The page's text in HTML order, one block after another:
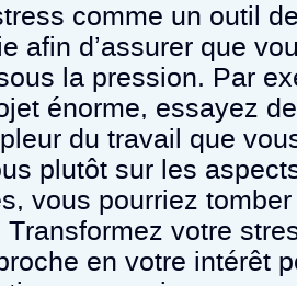
comme un outil
afin d’assurer que
la pression. Par
énorme, essayez
du travail que
plutôt sur les
vous pourriez
votre
en votre intérêt